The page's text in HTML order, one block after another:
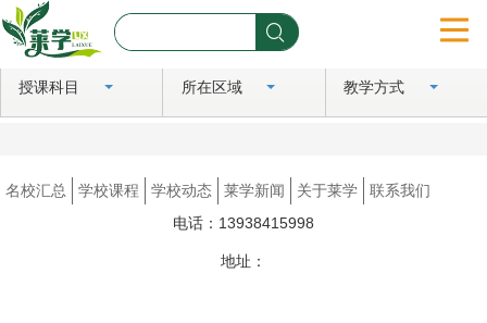
首页
学校课程
授课科目 所在区域 教学方式
名校汇总 学校课程 学校动态 莱学新闻 关于莱学
联系我们
电话：13938415998
地址：